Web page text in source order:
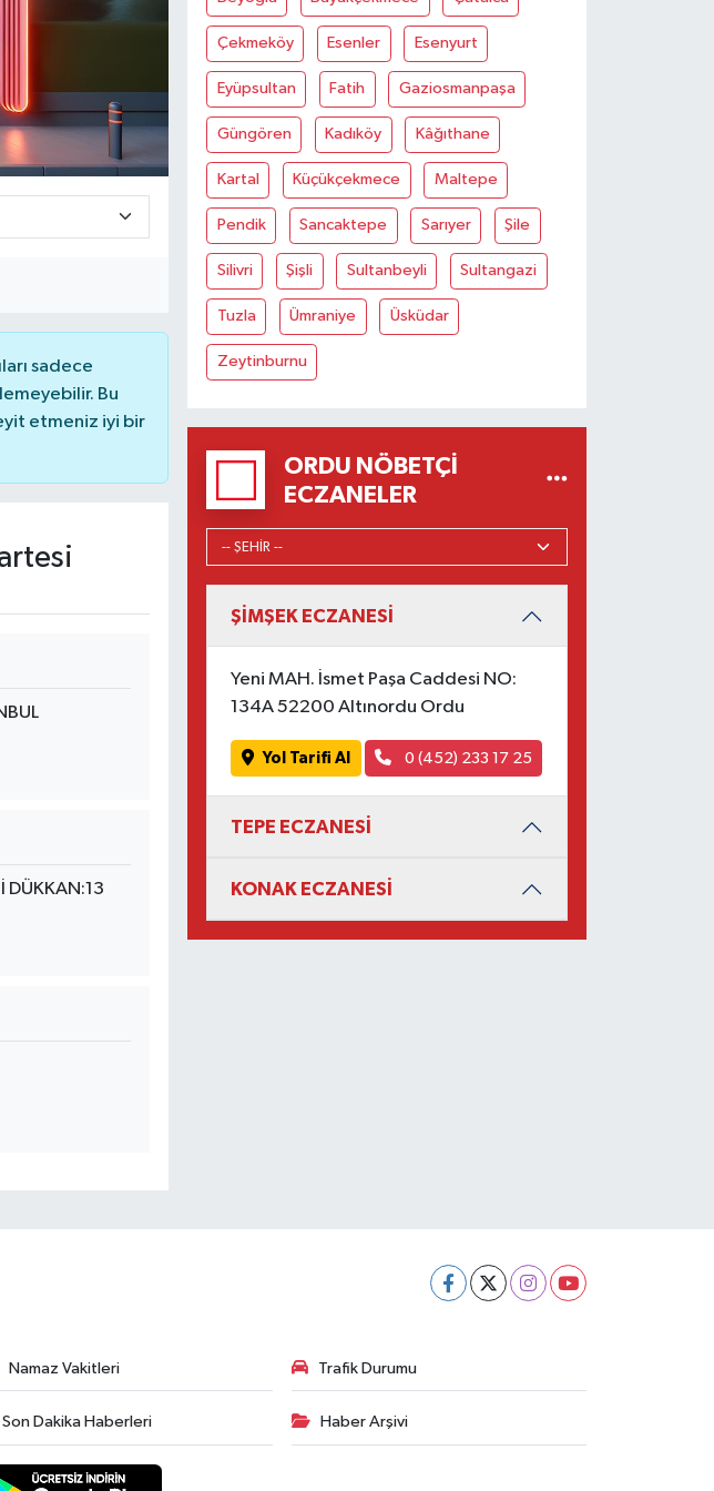
sadece
Bu
etmeniz iyi bir
DÜKKAN:13
Çekmeköy Esenler Esenyurt
Eyüpsultan Fatih Gaziosmanpaşa
Güngören Kadıköy Kâğıthane
Kartal Küçükçekmece Maltepe
Pendik Sancaktepe Sarıyer Şile
Silivri Şişli Sultanbeyli Sultangazi
Tuzla Ümraniye Üsküdar
Zeytinburnu
ORDU NÖBETÇI
ECZANELER
ŞİMŞEK ECZANESİ
Yeni MAH. İsmet Paşa Caddesi NO:
134A 52200 Altınordu Ordu
Yol Tarifi Al 0 (452) 233 17 25
TEPE ECZANESİ
KONAK ECZANESİ
Namaz Vakitleri Trafik Durumu
Son Dakika Haberleri Haber Arşivi